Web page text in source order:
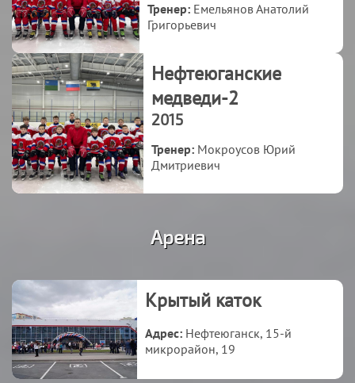
Тренер:Емельянов Анатолий
Григорьевич
Нефтеюганские
медведи-2
2015
Тренер:Мокроусов Юрий
Дмитриевич
Арена
Крытый каток
Адрес: Нефтеюганск, 15-й
микрорайон, 19